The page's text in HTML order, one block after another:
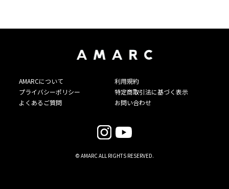
AMARCについて
利用規約
プライバシーポリシー
特定商取引法に基づく表示
よくあるご質問
お問い合わせ
© AMARC ALL RIGHTS RESERVED.